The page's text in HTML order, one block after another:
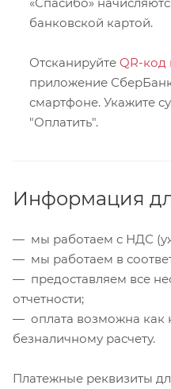
банковской картой.
Отсканируйте QR-код
приложение
смартфоне. Укажите
"Оплатить".
Информация
— мы работаем с НДС
— мы работаем в
— предоставляем все
отчетности;
— оплата возможна как
безналичному расчету.
Платежные реквизиты